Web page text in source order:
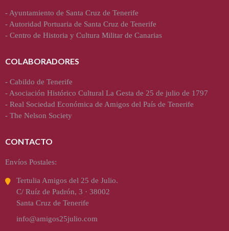
- Ayuntamiento de Santa Cruz de Tenerife
- Autoridad Portuaria de Santa Cruz de Tenerife
- Centro de Historia y Cultura Militar de Canarias
COLABORADORES
- Cabildo de Tenerife
- Asociación Histórico Cultural La Gesta de 25 de julio de 1797
- Real Sociedad Económica de Amigos del País de Tenerife
- The Nelson Society
CONTACTO
Envíos Postales:
Tertulia Amigos del 25 de Julio.
C/ Ruíz de Padrón, 3 · 38002
Santa Cruz de Tenerife
info@amigos25julio.com